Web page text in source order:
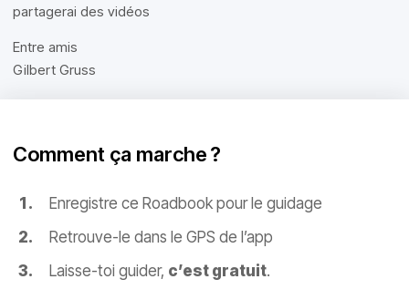
partagerai des vidéos
Entre amis
Gilbert Gruss
Comment ça marche ?
Enregistre ce Roadbook pour le guidage
Retrouve-le dans le GPS de l’app
Laisse-toi guider, c’est gratuit.